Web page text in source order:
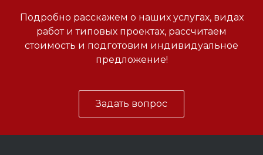
Подробно расскажем о наших услугах, видах
работ и типовых проектах, рассчитаем
стоимость и подготовим индивидуальное
предложение!
Задать вопрос